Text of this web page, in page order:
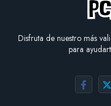
Disfruta de nuestro más
para